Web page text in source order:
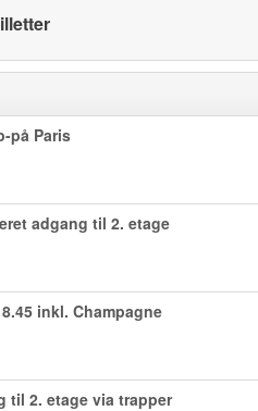
på Paris
adgang til 2. etage
inkl. Champagne
til 2. etage via trapper